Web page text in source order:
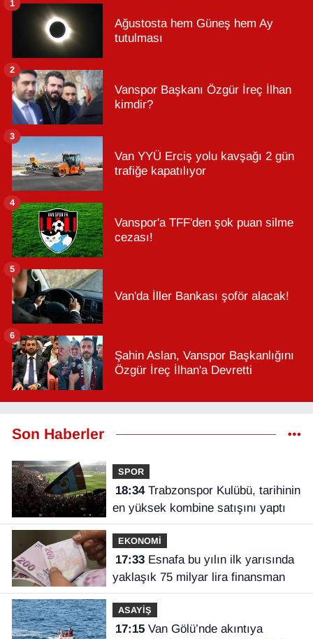
Ağustosta hem Güneş hem Ay
tutulması
1
Vanspor Başkanı Özgür İreç İlhan
kimdir?
2
Van YYÜ Erciş yolu kavşağı 2 gün
trafiğe kapatılıyor
3
Vanspor'a TFF'den şok puan silme
cezası!
4
Van'da İller Bankası şoför alacak!
5
Şahin Aslan, Vanspor Başkanlığını
Özgür İreç İlhan'a Devretti
6
Son Haberler
SPOR
18:34Trabzonspor Kulübü, tarihinin
en yüksek kombine satışını yaptı
EKONOMİ
17:33Esnafa bu yılın ilk yarısında
yaklaşık 75 milyar lira finansman
ASAYİŞ
17:15Van Gölü’nde akıntıya